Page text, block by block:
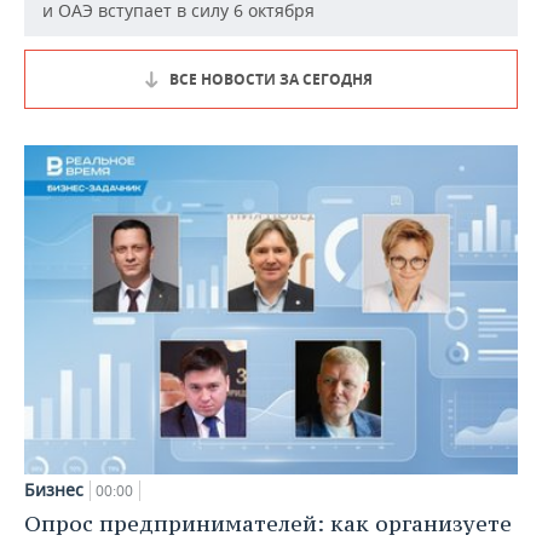
и ОАЭ вступает в силу 6 октября
ВСЕ НОВОСТИ ЗА СЕГОДНЯ
Бизнес 00:00
Опрос предпринимателей: как организуете